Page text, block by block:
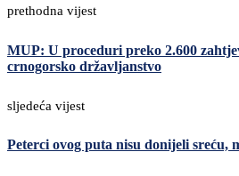
prethodna vijest
MUP: U proceduri preko 2.600
crnogorsko državljanstvo
sljedeća vijest
Peterci ovog puta nisu donijeli sreću,